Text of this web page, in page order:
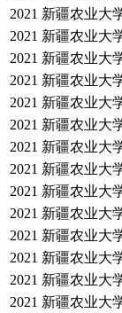
2021 新疆农业大
2021 新疆农业大
2021 新疆农业大
2021 新疆农业大
2021 新疆农业大
2021 新疆农业大
2021 新疆农业大
2021 新疆农业大
2021 新疆农业大
2021 新疆农业大
2021 新疆农业大
2021 新疆农业大
2021 新疆农业大
2021 新疆农业大